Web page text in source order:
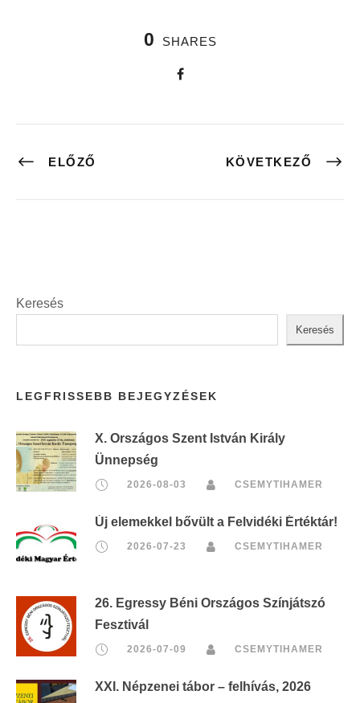
0 SHARES
ELŐZŐ KÖVETKEZŐ
Keresés
Keresés
LEGFRISSEBB BEJEGYZÉSEK
X. Országos Szent István Király
Ünnepség
2026-08-03 CSEMYTIHAMER
Új elemekkel bővült a Felvidéki Értéktár!
2026-07-23 CSEMYTIHAMER
26. Egressy Béni Országos Színjátszó
Fesztivál
2026-07-09 CSEMYTIHAMER
XXI. Népzenei tábor – felhívás, 2026